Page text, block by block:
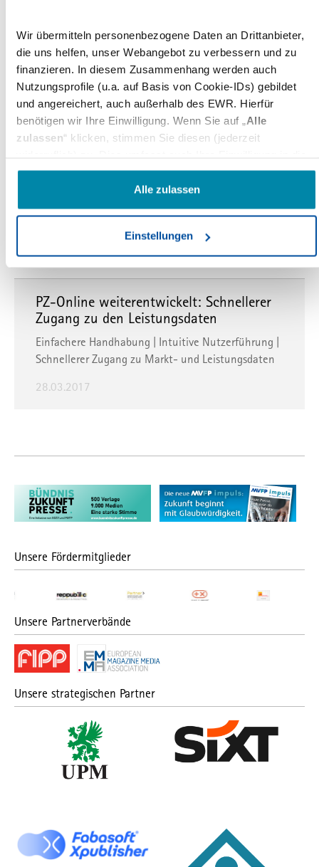
Wir übermitteln personenbezogene Daten an Drittanbieter,
die uns helfen, unser Webangebot zu verbessern und zu
finanzieren. In diesem Zusammenhang werden auch
Nutzungsprofile (u.a. auf Basis von Cookie-IDs) gebildet
und angereichert, auch außerhalb des EWR. Hierfür
benötigen wir Ihre Einwilligung. Wenn Sie auf „Alle
zulassen“ klicken, stimmen Sie diesen (jederzeit
Übermittlung bestimmter personenbezogener Daten in
Drittländer, u.a. die USA, nach Art. 49(1) (a) DSGVO. Die
betreffenden Drittländer, insb. die USA, weisen im Zweifel
genießen. Das kann Nachteile wie eine erschwerte
Durchsetzung von Betroffenenrechten, eine fehlende
Behörden der USA, zu Kontroll- und Überwachungszwecken
bedeuten, ohne dass Ihnen Rechtsbehelfe dagegen
zustehen. Unter "Einstellungen" können Sie Ihre
Einstellungen ändern oder die Datenverarbeitung ablehnen.
Sie können Ihre Präferenzen jederzeit anpassen sowie Ihre
Alle zulassen
Einstellungen
Zur Startseite
Newsletter
interessieren
PZ-Online weiterentwickelt: Schnellerer
Zugang zu den Leistungsdaten
Einfachere Handhabung | Intuitive Nutzerführung |
Schnellerer Zugang zu Markt- und Leistungsdaten
28.03.2017
Unsere Fördermitglieder
Unsere Partnerverbände
Unsere strategischen Partner